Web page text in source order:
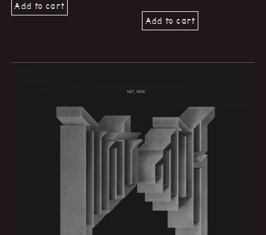
Add to cart
Add to cart